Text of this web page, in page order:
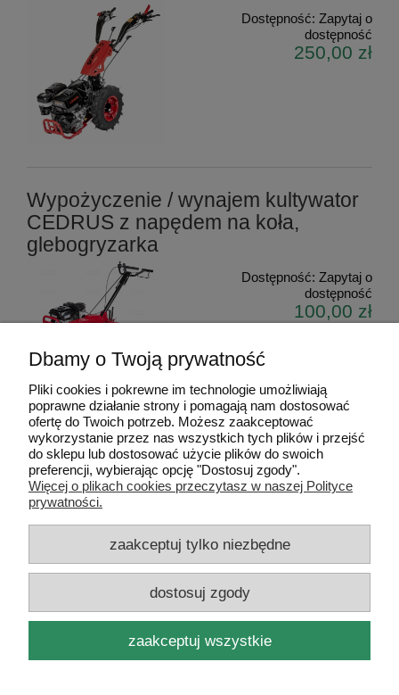
Dostępność: Zapytaj o
dostępność
250,00 zł
Wypożyczenie / wynajem kultywator
CEDRUS z napędem na koła,
glebogryzarka
Dostępność: Zapytaj o
dostępność
100,00 zł
« 1 2 3 4 »
Pomoc
Moje konto
Gwarancja i zwroty
O firmie
Dbamy o Twoją prywatność
Pliki cookies i pokrewne im technologie umożliwiają
poprawne działanie strony i pomagają nam dostosować
ofertę do Twoich potrzeb. Możesz zaakceptować
wykorzystanie przez nas wszystkich tych plików i przejść
do sklepu lub dostosować użycie plików do swoich
preferencji, wybierając opcję "Dostosuj zgody".
Więcej o plikach cookies przeczytasz w naszej Polityce
prywatności.
zaakceptuj tylko niezbędne
dostosuj zgody
zaakceptuj wszystkie